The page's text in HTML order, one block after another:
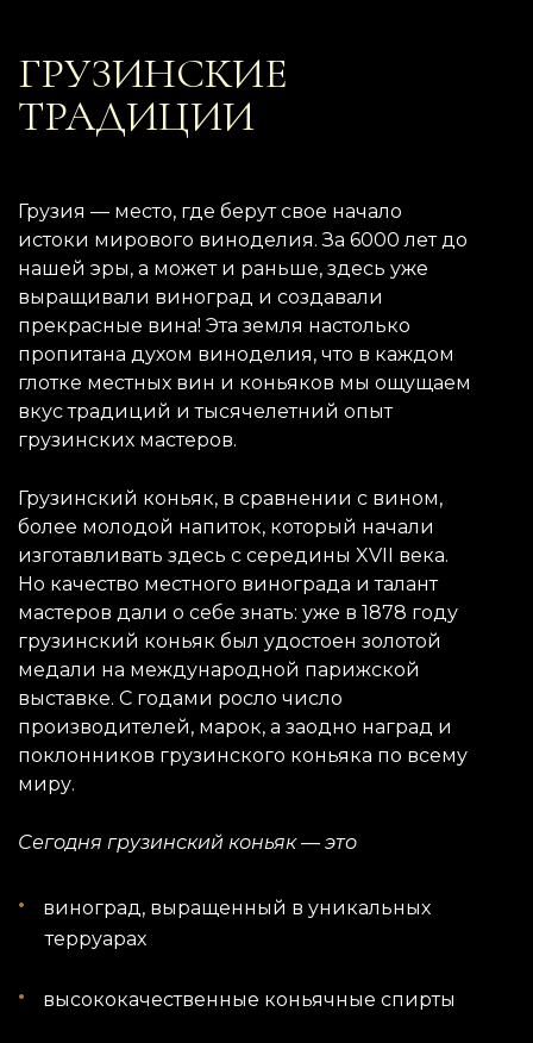
ГРУЗИНСКИЕ
ТРАДИЦИИ
Грузия — место, где берут свое начало
истоки мирового виноделия. За 6000 лет до
нашей эры, а может и раньше, здесь уже
выращивали виноград и создавали
прекрасные вина! Эта земля настолько
пропитана духом виноделия, что в каждом
глотке местных вин и коньяков мы ощущаем
вкус традиций и тысячелетний опыт
грузинских мастеров.
Грузинский коньяк, в сравнении с вином,
более молодой напиток, который начали
изготавливать здесь с середины XVII века.
Но качество местного винограда и талант
мастеров дали о себе знать: уже в 1878 году
грузинский коньяк был удостоен золотой
медали на международной парижской
выставке. С годами росло число
производителей, марок, а заодно наград и
поклонников грузинского коньяка по всему
миру.
Сегодня грузинский коньяк — это
виноград, выращенный в уникальных
терруарах
высококачественные коньячные спирты